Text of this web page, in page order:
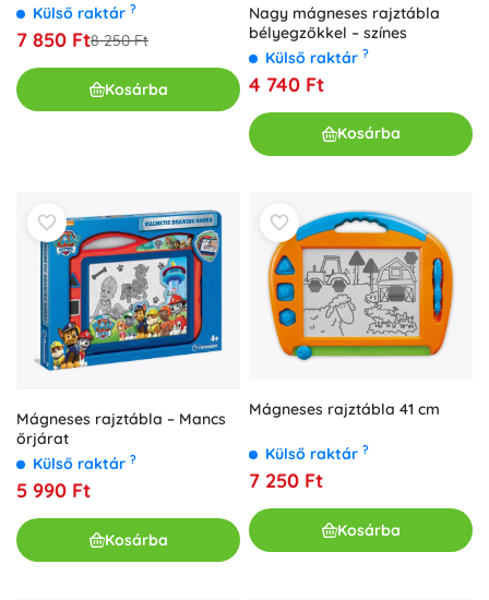
Külső raktár ?
7 850 Ft8 250 Ft
Kosárba
Nagy mágneses rajztábla
bélyegzőkkel – színes
Külső raktár ?
4 740 Ft
Kosárba
Mágneses rajztábla – Mancs
őrjárat
Külső raktár ?
5 990 Ft
Kosárba
Mágneses rajztábla 41 cm
Külső raktár ?
7 250 Ft
Kosárba